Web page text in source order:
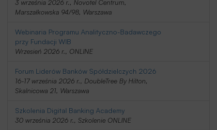
3 września 2026 r., Novotel Centrum,
Marszałkowska 94/98, Warszawa
Webinaria Programu Analityczno-Badawczego
przy Fundacji WIB
Wrzesień 2026 r., ONLINE
Forum Liderów Banków Spółdzielczych 2026
16-17 września 2026 r., DoubleTree By Hilton,
Skalnicowa 21, Warszawa
Szkolenia Digital Banking Academy
30 września 2026 r., Szkolenie ONLINE